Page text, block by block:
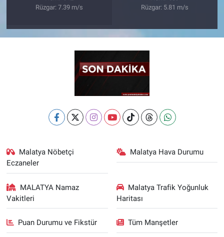
Rüzgar: 7.39 m/s
Rüzgar: 5.81 m/s
Malatya Nöbetçi
Eczaneler
Malatya Hava Durumu
MALATYA Namaz
Vakitleri
Malatya Trafik Yoğunluk
Haritası
Puan Durumu ve Fikstür Tüm Manşetler